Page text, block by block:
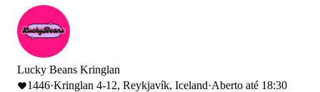
Lucky Beans Kringlan
1446·Kringlan 4-12, Reykjavík, Iceland·Aberto até 18:30